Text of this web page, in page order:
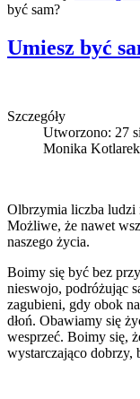
być sam?
Umiesz być
Szczegóły
Utworzono: 27
Monika Kotlarek
Olbrzymia liczba ludzi
Możliwe, że nawet
naszego życia.
Boimy się być bez
nieswojo, podróżując
zagubieni, gdy obok
dłoń. Obawiamy się
wesprzeć. Boimy się,
wystarczająco dobrzy,